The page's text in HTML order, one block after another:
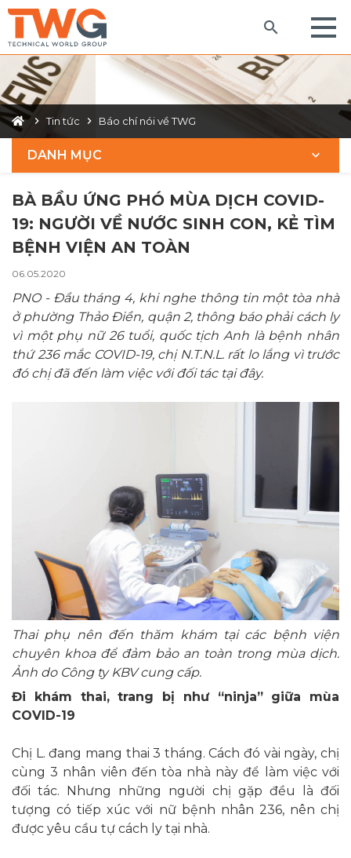
Tin tức Báo chí nói về TWG
DANH MỤC
BÀ BẦU ỨNG PHÓ MÙA DỊCH COVID-
19: NGƯỜI VỀ NƯỚC SINH CON, KẺ TÌM
BỆNH VIỆN AN TOÀN
06.05.2020
PNO - Đầu tháng 4, khi nghe thông tin một tòa nhà
ở phường Thảo Điền, quận 2, thông báo phải cách ly
vì một phụ nữ 26 tuổi, quốc tịch Anh là bệnh nhân
thứ 236 mắc COVID-19, chị N.T.N.L. rất lo lắng vì trước
đó chị đã đến làm việc với đối tác tại đây.
Thai phụ nên đến thăm khám tại các bệnh viện
chuyên khoa để đảm bảo an toàn trong mùa dịch.
Ảnh do Công ty KBV cung cấp.
Đi khám thai, trang bị như “ninja” giữa mùa
COVID-19
Chị L. đang mang thai 3 tháng. Cách đó vài ngày, chị
cùng 3 nhân viên đến tòa nhà này để làm việc với
đối tác. Nhưng những người chị gặp đều là đối
tượng có tiếp xúc với nữ bệnh nhân 236, nên chị
được yêu cầu tự cách ly tại nhà.